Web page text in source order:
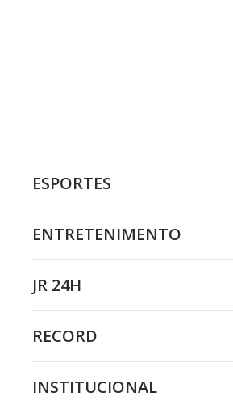
ESPORTES
ENTRETENIMENTO
JR 24H
RECORD
INSTITUCIONAL